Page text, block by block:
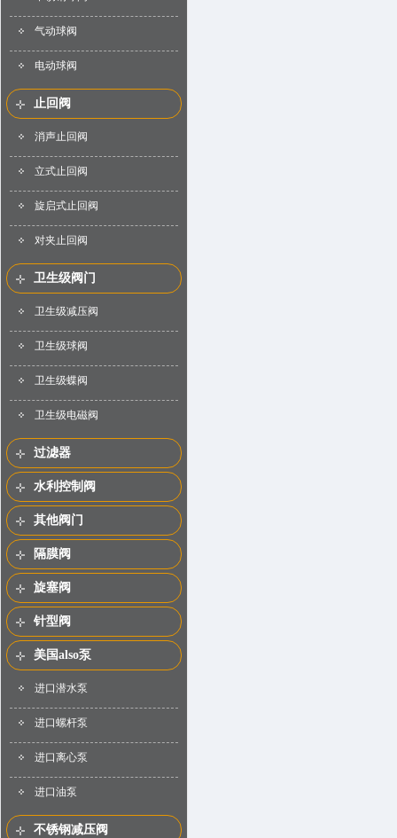
气动球阀
电动球阀
止回阀
消声止回阀
立式止回阀
旋启式止回阀
对夹止回阀
卫生级阀门
卫生级减压阀
卫生级球阀
卫生级蝶阀
卫生级电磁阀
过滤器
水利控制阀
其他阀门
隔膜阀
旋塞阀
针型阀
美国also泵
进口潜水泵
进口螺杆泵
进口离心泵
进口油泵
不锈钢减压阀